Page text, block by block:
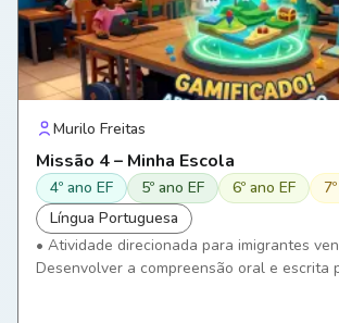
Murilo Freitas
Missão 4 – Minha Escola
4º ano EF 5º ano EF 6º ano EF
Língua Portuguesa
• Atividade direcionada para imigrantes
Desenvolver a compreensão oral e escrita